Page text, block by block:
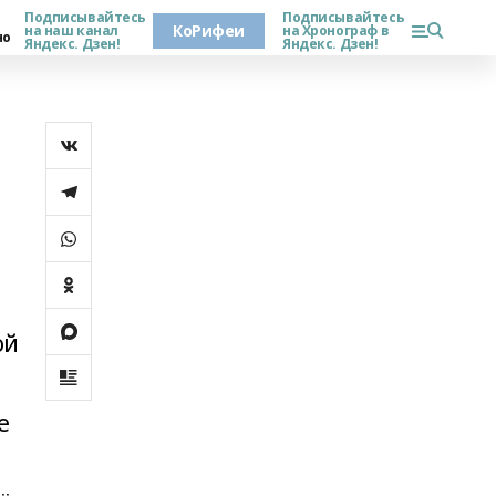
Подписывайтесь
на наш канал
Яндекс. Дзен!
КоРифеи
Подписывайтесь
на Хронограф в
Яндекс. Дзен!